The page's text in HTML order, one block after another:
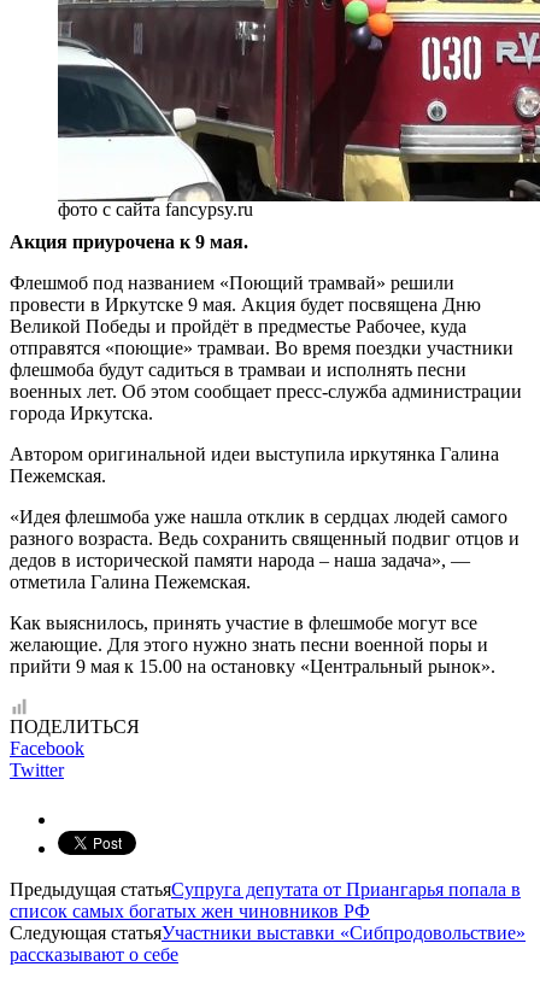
фото с сайта fancypsy.ru
Акция приурочена к 9 мая.
Флешмоб под названием «Поющий трамвай» решили
провести в Иркутске 9 мая. Акция будет посвящена Дню
Великой Победы и пройдёт в предместье Рабочее, куда
отправятся «поющие» трамваи. Во время поездки участники
флешмоба будут садиться в трамваи и исполнять песни
военных лет. Об этом сообщает пресс-служба администрации
города Иркутска.
Автором оригинальной идеи выступила иркутянка Галина
Пежемская.
«Идея флешмоба уже нашла отклик в сердцах людей самого
разного возраста. Ведь сохранить священный подвиг отцов и
дедов в исторической памяти народа – наша задача», —
отметила Галина Пежемская.
Как выяснилось, принять участие в флешмобе могут все
желающие. Для этого нужно знать песни военной поры и
прийти 9 мая к 15.00 на остановку «Центральный рынок».
ПОДЕЛИТЬСЯ
Facebook
Twitter
Предыдущая статьяСупруга депутата от Приангарья попала в
список самых богатых жен чиновников РФ
Следующая статьяУчастники выставки «Сибпродовольствие»
рассказывают о себе